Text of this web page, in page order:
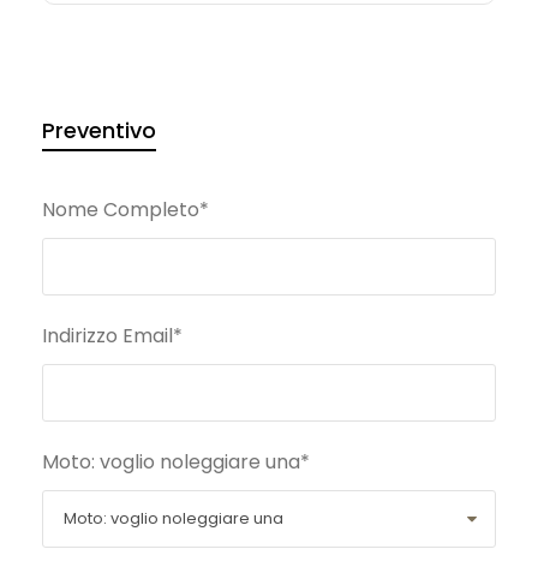
Preventivo
Nome Completo*
Indirizzo Email*
Moto: voglio noleggiare una*